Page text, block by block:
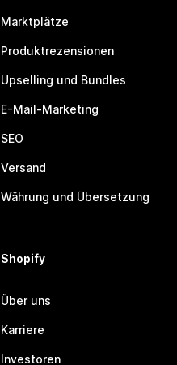
Marktplätze
Produktrezensionen
Upselling und Bundles
E-Mail-Marketing
SEO
Versand
Währung und Übersetzung
Shopify
Über uns
Karriere
Investoren